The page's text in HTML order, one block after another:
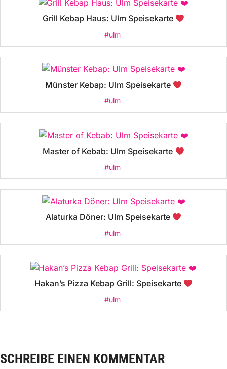
Grill Kebap Haus: Ulm Speisekarte
#ulm
Münster Kebap: Ulm Speisekarte
#ulm
Master of Kebab: Ulm Speisekarte
#ulm
Alaturka Döner: Ulm Speisekarte
#ulm
Hakan’s Pizza Kebap Grill: Speisekarte
#ulm
SCHREIBE EINEN KOMMENTAR